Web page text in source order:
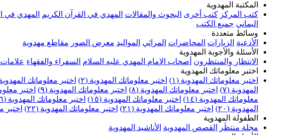
المكتبة المهدوية
كتب المركز كتب أخرى البحوث والمقالات المهدي في القرآن الكريم المهدي في
اليماني جميع الكتب
وسائط متعددة
الأدعية الزيارات المحاضرات المراثي المواليد معرض الصور مقاطع مهدوية
الأسئلة والأجوبة المهدوية
الانتظار والمنتظرون أصحاب الإمام المهدي عليه السلام السفراء والفقهاء
اختبر معلوماتك المهدوية
اختبر معلوماتك المهدوية (١)
اختبر معلوماتك المهدوية (٢) اختبر معلوماتك المهدوية
المهدوية (٧)
اختبر معلوماتك المهدوية (٨) اختبر معلوماتك المهدوية (٩) اختبر
معلوماتك المهدوية (١٤)
اختبر معلوماتك المهدوية (١٥) اختبر معلوماتك المهدوية (١٦)
المهدوية (٢٠)
اختبر معلوماتك المهدوية (٢١) اختبر معلوماتك المهدوية (٢٢) اختبر
الطفولة المهدوية
مجلة منتظَر
القصص المهدوية الأناشيد المهدوية